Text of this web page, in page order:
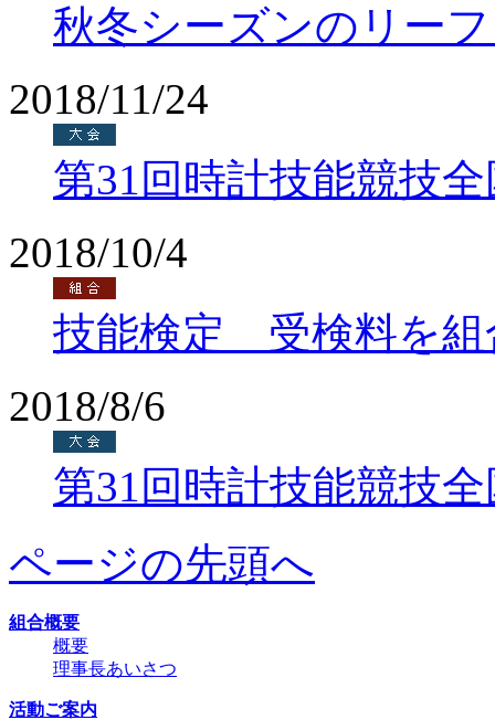
秋冬シーズンのリー
2018/11/24
第31回時計技能競技
2018/10/4
技能検定 受検料を組
2018/8/6
第31回時計技能競技
ページの先頭へ
組合概要
概要
理事長あいさつ
活動ご案内